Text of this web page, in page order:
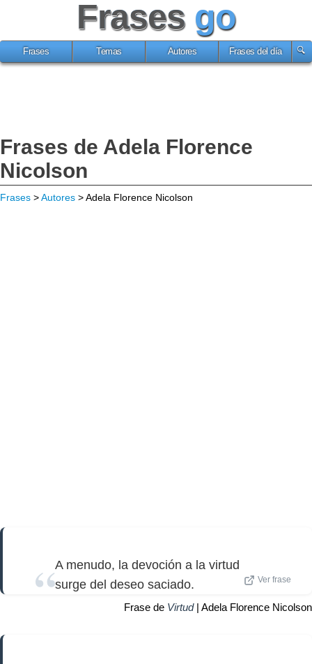
Frases go
Frases Temas Autores Frases del día
Frases de Adela Florence
Nicolson
Frases >Autores > Adela Florence Nicolson
A menudo, la devoción a la virtud
surge del deseo saciado.
Ver frase
Frase de Virtud| Adela Florence Nicolson